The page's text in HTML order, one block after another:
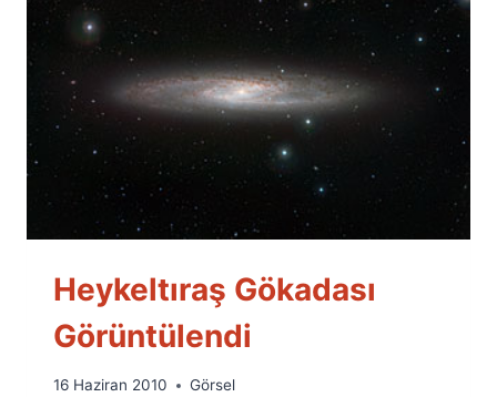
Heykeltıraş Gökadası
Görüntülendi
By
16 Haziran 2010 Görsel